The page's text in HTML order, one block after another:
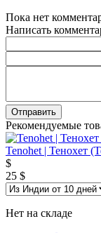
Пока нет
Написать
Рекомендуемые
Tenohet | Тенохет
$
25 $
Нет на складе